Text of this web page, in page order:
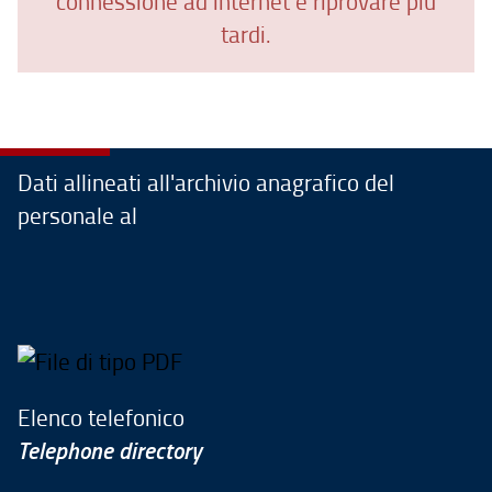
tardi.
Dati allineati all'archivio anagrafico del
personale al
Elenco telefonico
Telephone directory